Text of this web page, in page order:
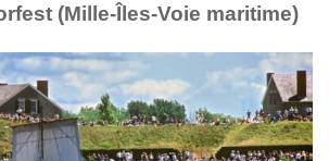
(Mille-Îles-Voie maritime)